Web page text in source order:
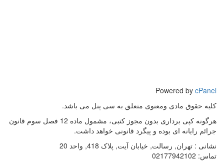
Powered by cPanel
کلیه حقوق مادی ومعنوی متعلق به سی پنل می باشد.
هرگونه کپی برداری بدون مجوز کتبی، مشمول ماده 12 فصل سوم قانون
جرائم رایانه ای بوده و پیگرد قانونی خواهد داشت.
نشانی : تهران, رسالت, خیابان آیت, پلاک 418, واحد 20
تماس: